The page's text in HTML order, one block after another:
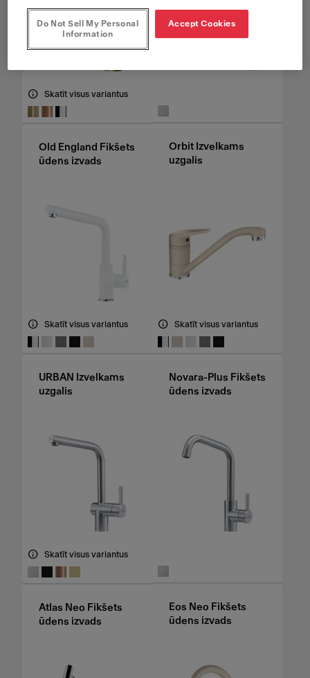
Skatīt visus variantus
Old England Fikšets
ūdens izvads
Orbit Izvelkams
uzgalis
Skatīt visus variantus
URBAN Izvelkams
uzgalis
Skatīt visus variantus
Novara-Plus Fikšets
ūdens izvads
Skatīt visus variantus
Atlas Neo Fikšets
ūdens izvads
Eos Neo Fikšets
ūdens izvads
Do Not Sell My Personal
Information
Accept Cookies